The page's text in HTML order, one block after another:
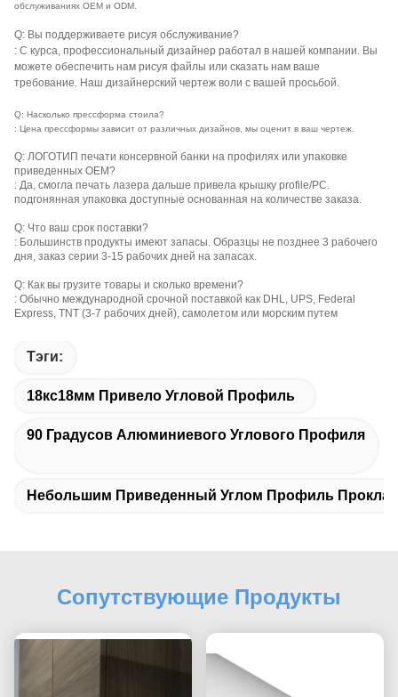
обслуживаниях OEM и ODM.
Q: Вы поддерживаете рисуя обслуживание?
: С курса, профессиональный дизайнер работал в нашей компании. Вы
можете обеспечить нам рисуя файлы или сказать нам ваше
требование. Наш дизайнерский чертеж воли с вашей просьбой.
Q: Насколько прессформа стоила?
: Цена прессформы зависит от различных дизайнов, мы оценит в ваш чертеж.
Q: ЛОГОТИП печати консервной банки на профилях или упаковке
приведенных OEM?
: Да, смогла печать лазера дальше привела крышку profile/PC.
подгонянная упаковка доступные основанная на количестве заказа.
Q: Что ваш срок поставки?
: Большинств продукты имеют запасы. Образцы не позднее 3 рабочего
дня, заказ серии 3-15 рабочих дней на запасах.
Q: Как вы грузите товары и сколько времени?
: Обычно международной срочной поставкой как DHL, UPS, Federal
Express, TNT (3-7 рабочих дней), самолетом или морским путем
Тэги:
18кс18мм Привело Угловой Профиль
90 Градусов Алюминиевого Углового Профиля
Небольшим Приведенный Углом Профиль
Сопутствующие Продукты